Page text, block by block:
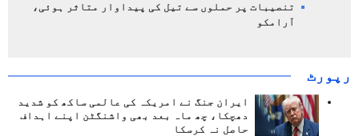
تنصیبات پر حملوں سے تیل کی پیداوار متاثر ہوئی،
آرامکو
رپورٹ
ایران جنگ نے امریکہ کی عالمی ساکھ کو شدید
دھچکا، چھ ماہ بعد بھی واشنگٹن اپنے اہداف
حاصل نہ کرسکا